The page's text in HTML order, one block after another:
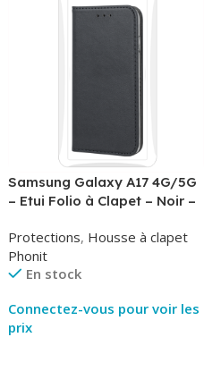
Samsung Galaxy A17 4G/5G
– Etui Folio à Clapet – Noir –
Protections, Housse à clapet
Phonit
En stock
Connectez-vous pour voir les
prix